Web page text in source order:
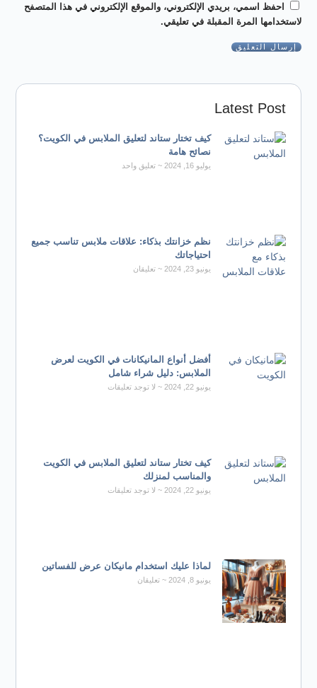
احفظ اسمي، بريدي الإلكتروني، والموقع الإلكتروني في هذا المتصفح
لاستخدامها المرة المقبلة في تعليقي.
Latest Post
كيف تختار ستاند لتعليق الملابس في الكويت؟
نصائح هامة
يوليو 16, 2024 تعليق واحد
نظم خزانتك بذكاء: علاقات ملابس تناسب جميع
احتياجاتك
يونيو 23, 2024 تعليقان
أفضل أنواع المانيكانات في الكويت لعرض
الملابس: دليل شراء شامل
يونيو 22, 2024 لا توجد تعليقات
كيف تختار ستاند لتعليق الملابس في الكويت
والمناسب لمنزلك
يونيو 22, 2024 لا توجد تعليقات
لماذا عليك استخدام مانيكان عرض للفساتين
يونيو 8, 2024 تعليقان